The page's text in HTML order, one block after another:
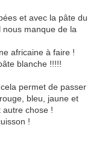
et avec la pâte du
manque de la
africaine à faire !
blanche !!!!!
permet de passer
bleu, jaune et
chose !
!